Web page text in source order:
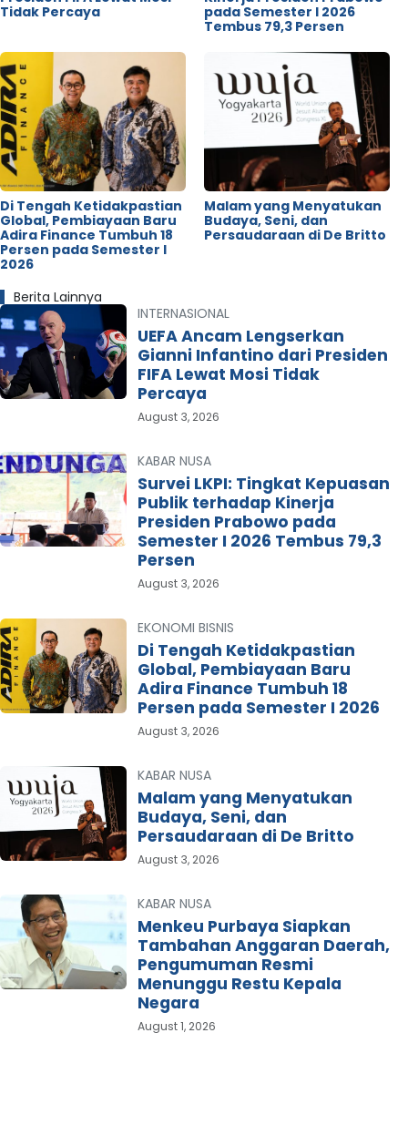
Tidak Percaya
pada Semester I 2026
Tembus 79,3 Persen
Di Tengah Ketidakpastian
Global, Pembiayaan Baru
Adira Finance Tumbuh 18
Persen pada Semester I
2026
Malam yang Menyatukan
Budaya, Seni, dan
Persaudaraan di De Britto
Berita Lainnya
INTERNASIONAL
UEFA Ancam Lengserkan
Gianni Infantino dari Presiden
FIFA Lewat Mosi Tidak
Percaya
August 3, 2026
KABAR NUSA
Survei LKPI: Tingkat Kepuasan
Publik terhadap Kinerja
Presiden Prabowo pada
Semester I 2026 Tembus 79,3
Persen
August 3, 2026
EKONOMI BISNIS
Di Tengah Ketidakpastian
Global, Pembiayaan Baru
Adira Finance Tumbuh 18
Persen pada Semester I 2026
August 3, 2026
KABAR NUSA
Malam yang Menyatukan
Budaya, Seni, dan
Persaudaraan di De Britto
August 3, 2026
KABAR NUSA
Menkeu Purbaya Siapkan
Tambahan Anggaran Daerah,
Pengumuman Resmi
Menunggu Restu Kepala
Negara
August 1, 2026